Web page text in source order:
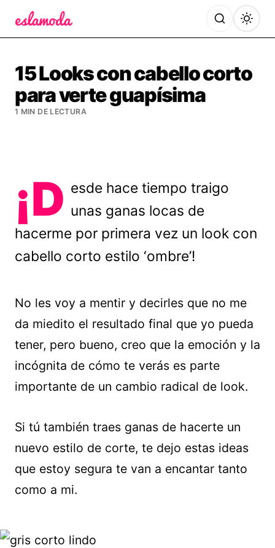
15 Looks con cabello corto
para verte guapísima
1 MIN DE LECTURA
¡D esde hace tiempo traigo
unas ganas locas de
hacerme por primera vez un look con
cabello corto estilo ‘ombre’!
No les voy a mentir y decirles que no me
da miedito el resultado final que yo pueda
tener, pero bueno, creo que la emoción y la
incógnita de cómo te verás es parte
importante de un cambio radical de look.
Si tú también traes ganas de hacerte un
nuevo estilo de corte, te dejo estas ideas
que estoy segura te van a encantar tanto
como a mi.